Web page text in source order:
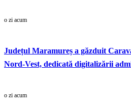
o zi acum
Județul Maramureș a găzduit
Nord-Vest, dedicată digitalizării
o zi acum